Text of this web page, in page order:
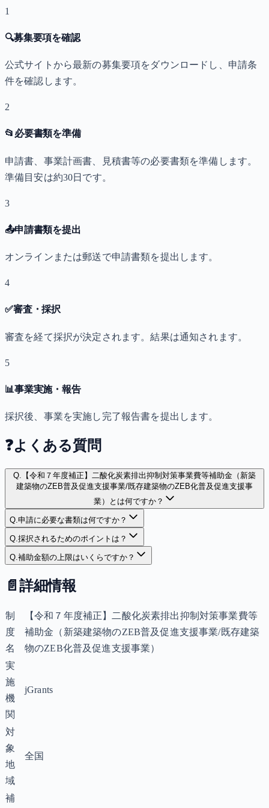
1
🔍募集要項を確認
公式サイトから最新の募集要項をダウンロードし、申請条
件を確認します。
2
📂 必要書類を準備
申請書、事業計画書、見積書等の必要書類を準備します。
準備目安は約30日です。
3
📤申請書類を提出
オンラインまたは郵送で申請書類を提出します。
4
✅審査・採択
審査を経て採択が決定されます。結果は通知されます。
5
📊事業実施・報告
採択後、事業を実施し完了報告書を提出します。
❓よくある質問
Q. 【令和７年度補正】二酸化炭素排出抑制対策事業費等補助金（新築
建築物のZEB普及促進支援事業/既存建築物のZEB化普及促進支援事
業）とは何ですか？
Q.申請に必要な書類は何ですか？
Q.採択されるためのポイントは？
Q.補助金額の上限はいくらですか？
📄 詳細情報
制
度
名
【令和７年度補正】二酸化炭素排出抑制対策事業費等
補助金（新築建築物のZEB普及促進支援事業/既存建築
物のZEB化普及促進支援事業）
実
施
機
関
jGrants
対
象
地
域
全国
補